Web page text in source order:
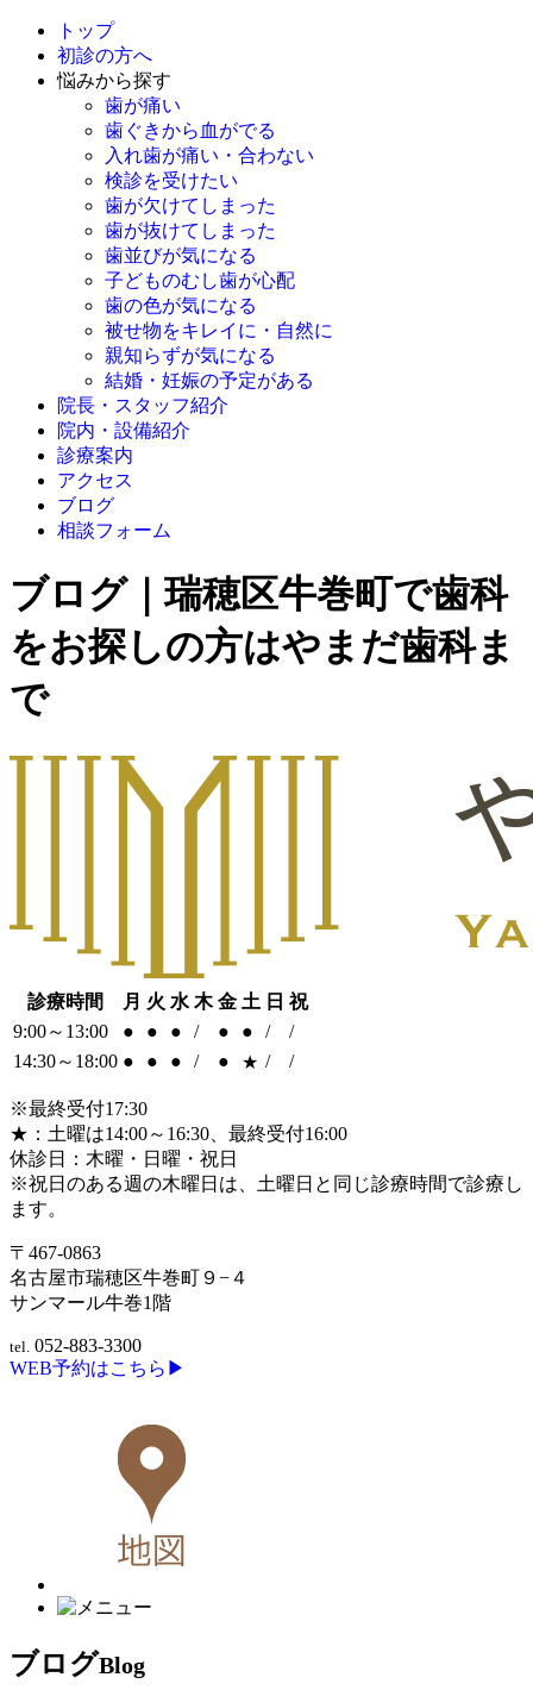
トップ
初診の方へ
悩みから探す
歯が痛い
歯ぐきから血がでる
入れ歯が痛い・合わない
検診を受けたい
歯が欠けてしまった
歯が抜けてしまった
歯並びが気になる
子どものむし歯が心配
歯の色が気になる
被せ物をキレイに・自然に
親知らずが気になる
結婚・妊娠の予定がある
院長・スタッフ紹介
院内・設備紹介
診療案内
アクセス
ブログ
相談フォーム
ブログ｜瑞穂区牛巻町で歯科
をお探しの方はやまだ歯科ま
で
診療時間 月 火 水 木 金 土 日 祝
9:00～13:00
● ● ● / ● ● /
/
14:30～18:00 ● ● ● / ● ★ / /
※最終受付17:30
★：土曜は14:00～16:30、最終受付16:00
休診日：木曜・日曜・祝日
※祝日のある週の木曜日は、土曜日と同じ診療時間で診療し
ます。
〒467-0863
名古屋市瑞穂区牛巻町９−４
サンマール牛巻1階
tel. 052-883-3300
WEB予約はこちら▶
ブログBlog